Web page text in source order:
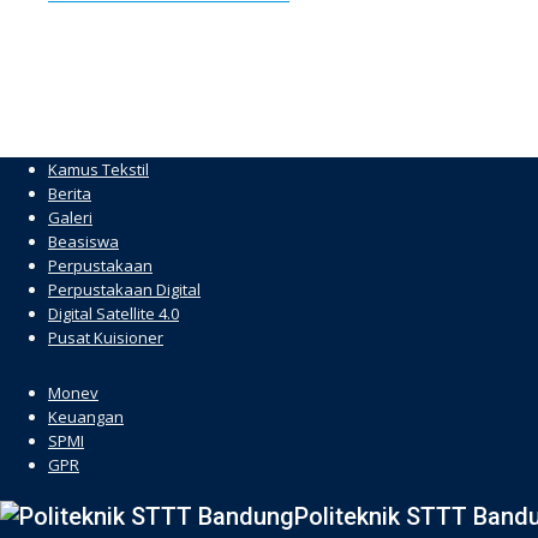
Kamus Tekstil
Berita
Galeri
Beasiswa
Perpustakaan
Perpustakaan Digital
Digital Satellite 4.0
Pusat Kuisioner
Monev
Keuangan
SPMI
GPR
Politeknik STTT